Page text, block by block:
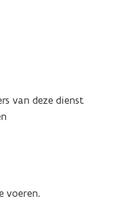
van deze dienst
voeren.